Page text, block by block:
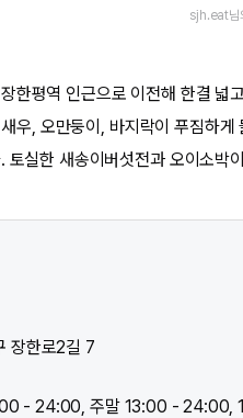
sjh.eat님
한평역 인근으로 이전해 한결 넓
우, 오만둥이, 바지락이 푸짐하
토실한 새송이버섯전과 오이소박
장한로2길 7
- 24:00, 주말 13:00 - 24:00,